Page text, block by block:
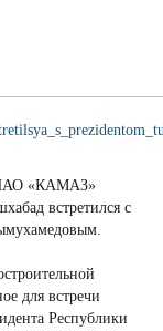
ПАО «КАМАЗ»
встретился с
для встречи
Республики